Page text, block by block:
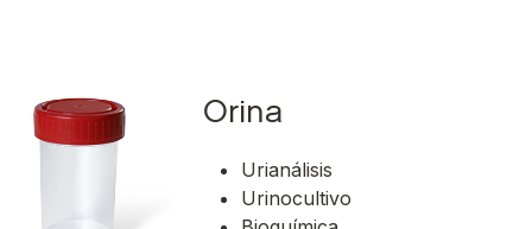
Orina
Urianálisis
Urinocultivo